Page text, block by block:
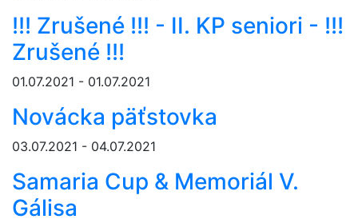
!!! Zrušené !!! - II. KP seniori - !!!
Zrušené !!!
01.07.2021 - 01.07.2021
Novácka päťstovka
03.07.2021 - 04.07.2021
Samaria Cup & Memoriál V.
Gálisa